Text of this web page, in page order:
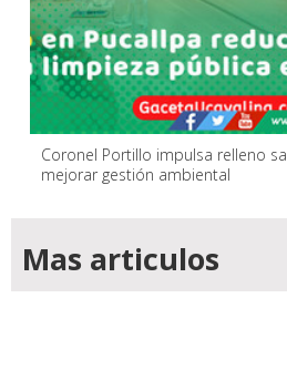
Coronel Portillo impulsa relleno
mejorar gestión ambiental
Mas articulos